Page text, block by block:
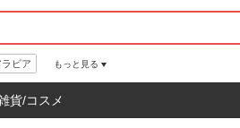
ラビア もっと見る
貨/コスメ